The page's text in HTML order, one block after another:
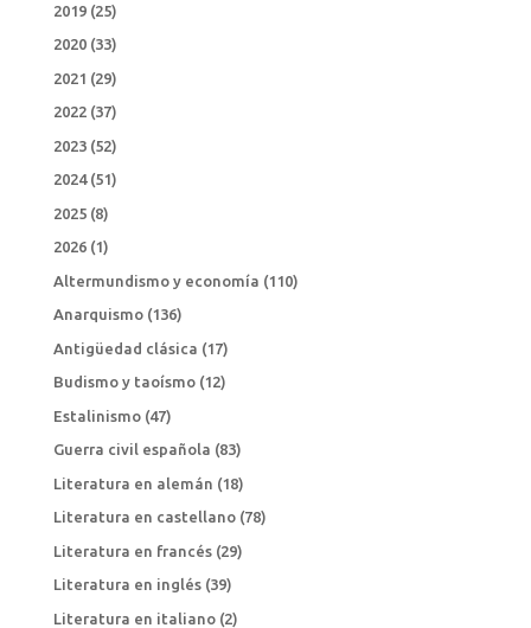
2019(25)
2020(33)
2021 (29)
2022(37)
2023(52)
2024(51)
2025(8)
2026(1)
Altermundismo y economía (110)
Anarquismo(136)
Antigüedad clásica (17)
Budismo y taoísmo(12)
Estalinismo(47)
Guerra civil española (83)
Literatura en alemán (18)
Literatura en castellano(78)
Literatura en francés(29)
Literatura en inglés(39)
Literatura en italiano(2)